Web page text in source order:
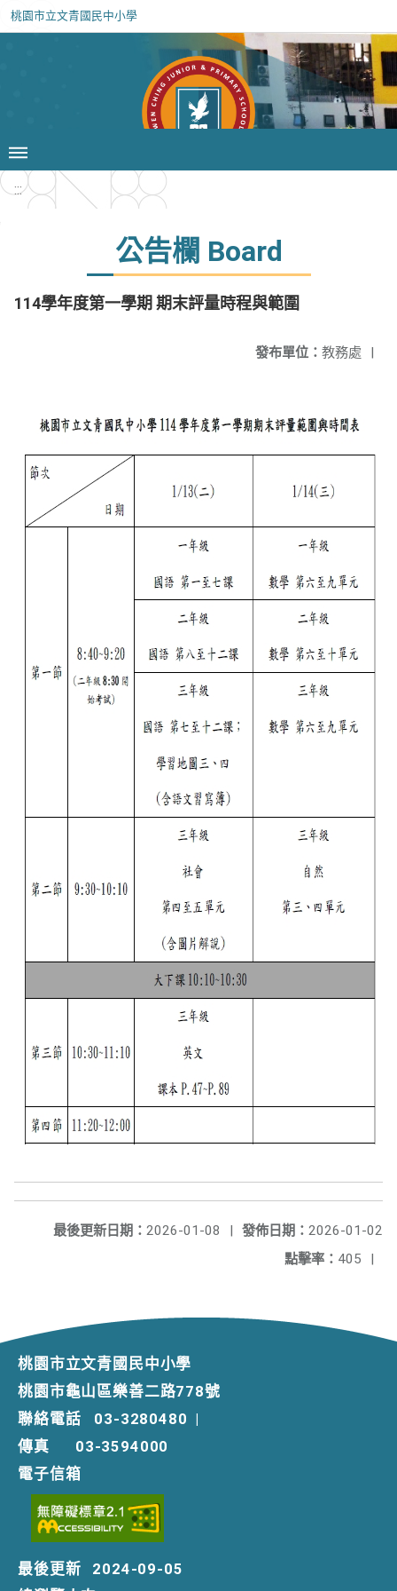
桃園市立文青國民中小學
:::
公告欄 Board
114學年度第一學期 期末評量時程與範圍
發布單位： 教務處 |
發佈日期： 2026-01-02
最後更新日期： 2026-01-08
|
點擊率： 405 |
桃園市立文青國民中小學
桃園市龜山區樂善二路778號
聯絡電話
03-3280480 |
傳真
03-3594000
電子信箱
最後更新
2024-09-05